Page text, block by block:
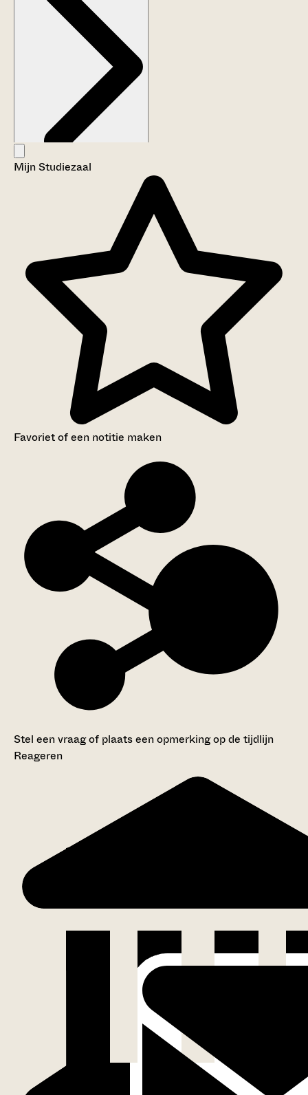
Aanwijzingen voor de gebruiker
Mijn Studiezaal
Favoriet of een notitie maken
Stel een vraag of plaats een opmerking op de tijdlijn
Reageren